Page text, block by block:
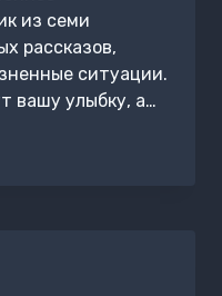
из семи
рассказов,
ситуации.
вашу улыбку, а…